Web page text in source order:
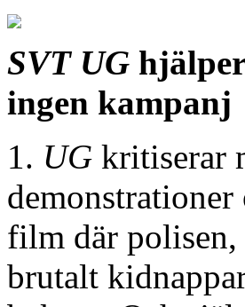
SVT UG
ingen kampanj
1. UG kritiserar
film där
brutalt